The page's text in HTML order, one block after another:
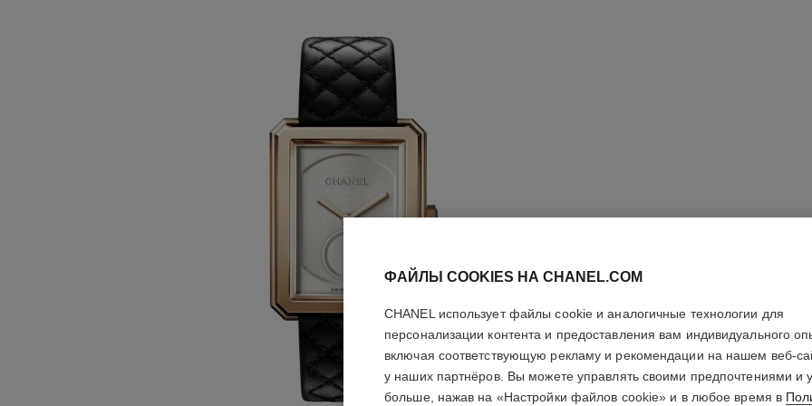
ЧАСЫ
ФАЙЛЫ COOKIES НА CHANEL.COM
CHANEL использует файлы cookie и аналогичные технологии для
персонализации контента и предоставления вам индивидуального
включая соответствующую рекламу и рекомендации на нашем веб-
у наших партнёров. Вы можете управлять своими предпочтениями и
больше, нажав на «Настройки файлов cookie» и в любое время в